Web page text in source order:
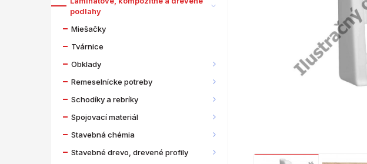
podlahy
Miešačky
Tvárnice
Obklady
Remeselnícke potreby
Schodíky a rebríky
Spojovací materiál
Stavebná chémia
Stavebné drevo, drevené profily